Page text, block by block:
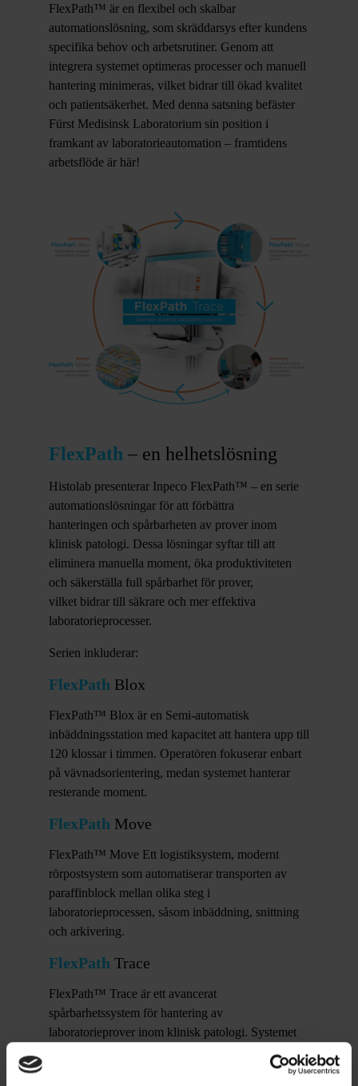
FlexPath™ är en flexibel och skalbar
automationslösning, som skräddarsys efter kundens
specifika behov och arbetsrutiner. Genom att
integrera systemet optimeras processer och manuell
hantering minimeras, vilket bidrar till ökad kvalitet
och patientsäkerhet. Med denna satsning befäster
Fürst Medisinsk Laboratorium sin position i
framkant av laboratorieautomation – framtidens
arbetsflöde är här!
FlexPath – en helhetslösning
Histolab presenterar Inpeco FlexPath™ – en serie
automationslösningar för att förbättra
hanteringen och spårbarheten av prover inom
klinisk patologi. Dessa lösningar syftar till att
eliminera manuella moment, öka produktiviteten
och säkerställa full spårbarhet för prover,
vilket bidrar till säkrare och mer effektiva
laboratorieprocesser.
Serien inkluderar:
FlexPath Blox
FlexPath™ Blox är en Semi-automatisk
inbäddningsstation med kapacitet att hantera upp till
120 klossar i timmen. Operatören fokuserar enbart
på vävnadsorientering, medan systemet hanterar
resterande moment.
FlexPath Move
FlexPath™ Move Ett logistiksystem, modernt
rörpostsystem som automatiserar transporten av
paraffinblock mellan olika steg i
laboratorieprocessen, såsom inbäddning, snittning
och arkivering.
FlexPath Trace
FlexPath™ Trace är ett avancerat
spårbarhetssystem för hantering av
laboratorieprover inom klinisk patologi. Systemet
säkerställer att varje prov kan följas genom hela